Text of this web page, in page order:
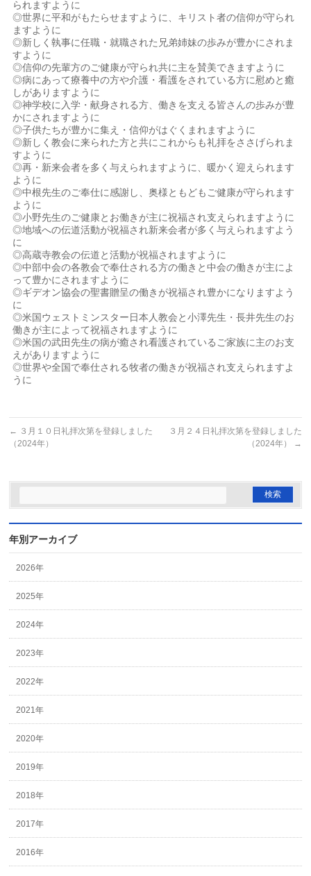
られますように
◎世界に平和がもたらせますように、キリスト者の信仰が守られ
ますように
◎新しく執事に任職・就職された兄弟姉妹の歩みが豊かにされま
すように
◎信仰の先輩方のご健康が守られ共に主を賛美できますように
◎病にあって療養中の方や介護・看護をされている方に慰めと癒
しがありますように
◎神学校に入学・献身される方、働きを支える皆さんの歩みが豊
かにされますように
◎子供たちが豊かに集え・信仰がはぐくまれますように
◎新しく教会に来られた方と共にこれからも礼拝をささげられま
すように
◎再・新来会者を多く与えられますように、暖かく迎えられます
ように
◎中根先生のご奉仕に感謝し、奥様ともどもご健康が守られます
ように
◎小野先生のご健康とお働きが主に祝福され支えられますように
◎地域への伝道活動が祝福され新来会者が多く与えられますよう
に
◎高蔵寺教会の伝道と活動が祝福されますように
◎中部中会の各教会で奉仕される方の働きと中会の働きが主によ
って豊かにされますように
◎ギデオン協会の聖書贈呈の働きが祝福され豊かになりますよう
に
◎米国ウェストミンスター日本人教会と小澤先生・長井先生のお
働きが主によって祝福されますように
◎米国の武田先生の病が癒され看護されているご家族に主のお支
えがありますように
◎世界や全国で奉仕される牧者の働きが祝福され支えられますよ
うに
← ３月１０日礼拝次第を登録しました
（2024年）
３月２４日礼拝次第を登録しました
（2024年）
→
年別アーカイブ
2026年
2025年
2024年
2023年
2022年
2021年
2020年
2019年
2018年
2017年
2016年